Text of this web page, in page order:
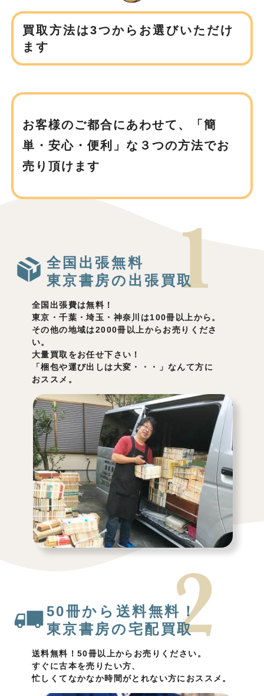
買取方法は3つからお選びいただけ
ます
お客様のご都合にあわせて、
「簡
単・安心・便利」な３つの方法でお
売り頂けます
全国出張無料
東京書房の出張買取
全国出張費は無料！
東京・千葉・埼玉・神奈川は100冊以上から。
その他の地域は2000冊以上からお売りくださ
い。
大量買取をお任せ下さい！
「梱包や運び出しは大変・・・」なんて方に
おススメ。
50冊から送料無料！
東京書房の宅配買取
送料無料！50冊以上からお売りください。
すぐに古本を売りたい方、
忙しくてなかなか時間がとれない方におススメ。